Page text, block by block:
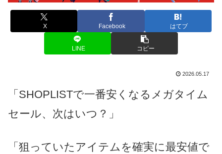
X Facebook はてブ
LINE コピー
2026.05.17
「SHOPLISTで一番安くなるメガタイム
セール、次はいつ？」
「狙っていたアイテムを確実に最安値で